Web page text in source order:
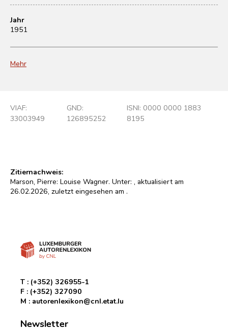
Jahr
1951
Mehr
VIAF:
33003949
GND:
126895252
ISNI: 0000 0000 1883
8195
Zitiernachweis:
Marson, Pierre: Louise Wagner. Unter: , aktualisiert am
26.02.2026, zuletzt eingesehen am .
T : (+352) 326955-1
F : (+352) 327090
M : autorenlexikon@cnl.etat.lu
Newsletter